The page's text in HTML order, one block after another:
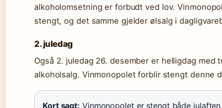
alkoholomsetning er forbudt ved lov.
stengt, og det samme gjelder ølsalg i
2. juledag
Også 2. juledag 26. desember er helligdag med
alkoholsalg. Vinmonopolet forblir stengt denne
Kort sagt: Vinmonopolet er stengt både